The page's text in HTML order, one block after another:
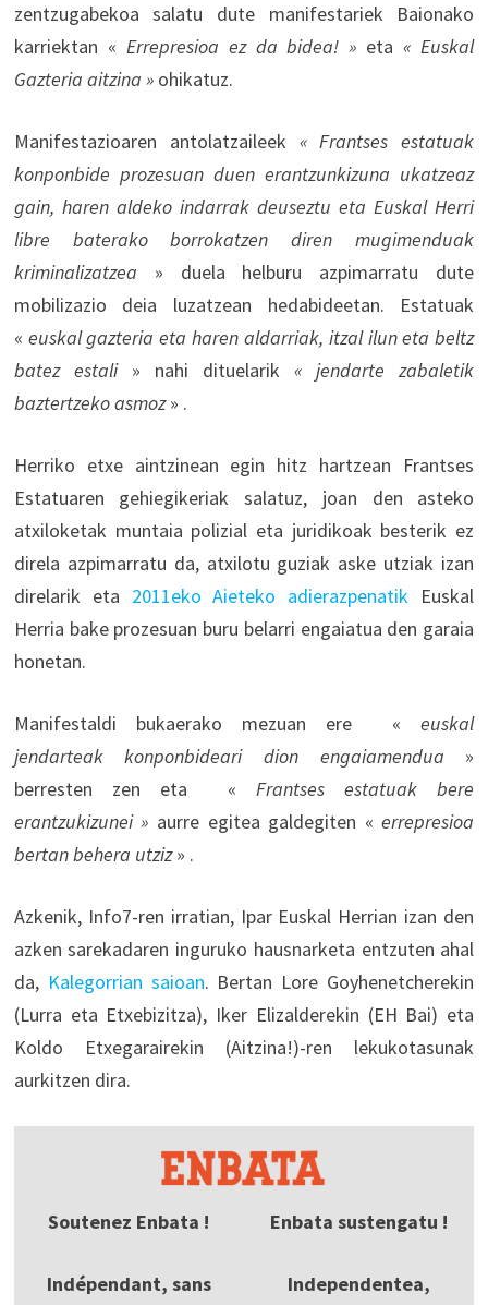
zentzugabekoa salatu dute manifestariek Baionako
karriektan « Errepresioa ez da bidea! » eta « Euskal
Gazteria aitzina »ohikatuz.
Manifestazioaren antolatzaileek « Frantses estatuak
konponbide prozesuan duen erantzunkizuna ukatzeaz
gain, haren aldeko indarrak deuseztu eta Euskal Herri
libre baterako borrokatzen diren mugimenduak
kriminalizatzea » duela helburu azpimarratu dute
mobilizazio deia luzatzean hedabideetan. Estatuak
« euskal gazteria eta haren aldarriak, itzal ilun eta beltz
batez estali» nahi dituelarik« jendarte zabaletik
baztertzeko asmoz» .
Herriko etxe aintzinean egin hitz hartzean Frantses
Estatuaren gehiegikeriak salatuz, joan den asteko
atxiloketak muntaia polizial eta juridikoak besterik ez
direla azpimarratu da, atxilotu guziak aske utziak izan
direlarik eta 2011eko Aieteko adierazpenatik Euskal
Herria bake prozesuan buru belarri engaiatua den garaia
honetan.
Manifestaldi bukaerako mezuan ere «euskal
jendarteak konponbideari dion engaiamendua »
berresten zen eta « Frantses estatuak bere
erantzukizunei » aurre egitea galdegiten «errepresioa
bertan behera utziz» .
Azkenik, Info7-ren irratian, Ipar Euskal Herrian izan den
azken sarekadaren inguruko hausnarketa entzuten ahal
da, Kalegorrian saioan. Bertan Lore Goyhenetcherekin
(Lurra eta Etxebizitza), Iker Elizalderekin (EH Bai) eta
Koldo Etxegarairekin (Aitzina!)-ren lekukotasunak
aurkitzen dira.
Soutenez Enbata !
Indépendant, sans
Enbata sustengatu !
Independentea,